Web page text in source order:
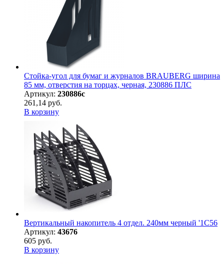
Стойка-угол для бумаг и журналов BRAUBERG ширина
85 мм, отверстия на торцах, черная, 230886 ПЛС
Артикул: 230886с
261,14 руб.
В корзину
Вертикальный накопитель 4 отдел. 240мм черный '1С56
Артикул: 43676
605 руб.
В корзину